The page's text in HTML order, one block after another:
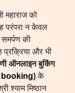
महाराज को
परंपरा न केवल
की
और भी
ऑनलाइन बुकिंग
booking)के
श्याम मिष्ठान